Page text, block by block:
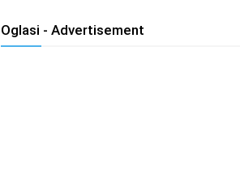
Oglasi - Advertisement